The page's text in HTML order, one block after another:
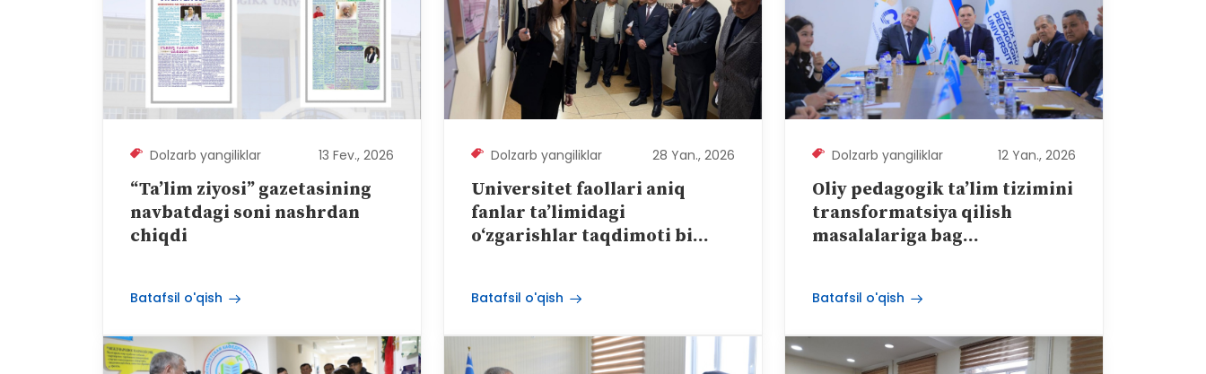
Dolzarb yangiliklar 13 Fev., 2026
“Ta’lim ziyosi” gazetasining
navbatdagi soni nashrdan
chiqdi
Batafsil o'qish
Dolzarb yangiliklar 28 Yan., 2026
Universitet faollari aniq
fanlar ta’limidagi
o‘zgarishlar taqdimoti bi...
Batafsil o'qish
Dolzarb yangiliklar 12 Yan., 2026
Oliy pedagogik ta’lim tizimini
transformatsiya qilish
masalalariga bag...
Batafsil o'qish